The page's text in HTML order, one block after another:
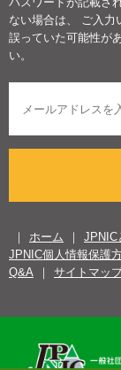
ない場合は、 ご入力
誤っていた可能性が
い。
ホーム JPNIC
JPNIC個人情報保護
Q&A
サイトマッ